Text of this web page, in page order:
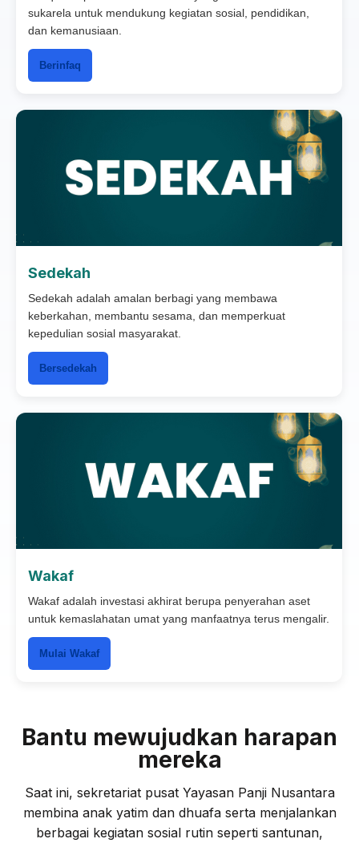
sukarela untuk mendukung kegiatan sosial, pendidikan,
dan kemanusiaan.
Berinfaq
Sedekah
Sedekah adalah amalan berbagi yang membawa
keberkahan, membantu sesama, dan memperkuat
kepedulian sosial masyarakat.
Bersedekah
Wakaf
Wakaf adalah investasi akhirat berupa penyerahan aset
untuk kemaslahatan umat yang manfaatnya terus mengalir.
Mulai Wakaf
Bantu mewujudkan harapan
mereka
Saat ini, sekretariat pusat Yayasan Panji Nusantara
membina anak yatim dan dhuafa serta menjalankan
berbagai kegiatan sosial rutin seperti santunan,